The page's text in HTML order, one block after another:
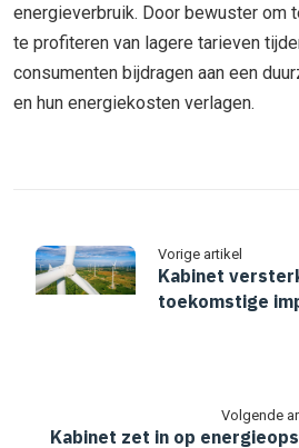
energieverbruik. Door bewuster om
te profiteren van lagere tarieven
consumenten bijdragen aan een
en hun energiekosten verlagen.
Vorige artikel
Kabinet
toekomstige
Volgende
Kabinet zet in op